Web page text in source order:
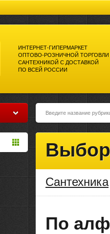
ИНТЕРНЕТ-ГИПЕРМАРКЕТ
ОПТОВО-РОЗНИЧНОЙ ТОРГОВЛИ
САНТЕХНИКОЙ С ДОСТАВКОЙ
ПО ВСЕЙ РОССИИ
Сантехника
По